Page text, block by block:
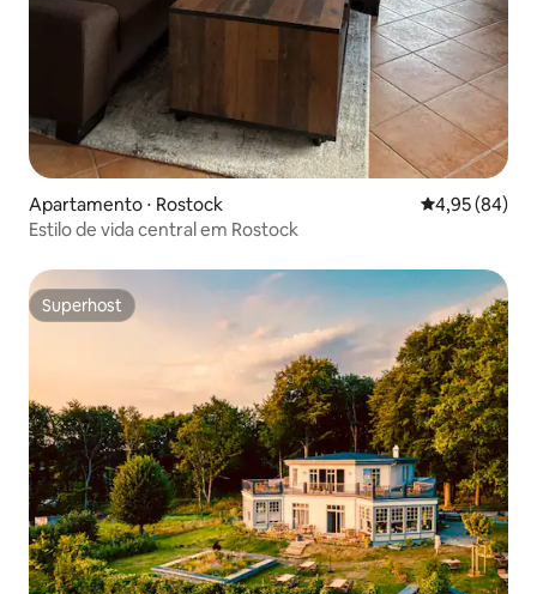
Apartamento ⋅ Rostock 4,95 de uma
4,95 (84)
Estilo de vida central em Rostock
Superhost
Superhost